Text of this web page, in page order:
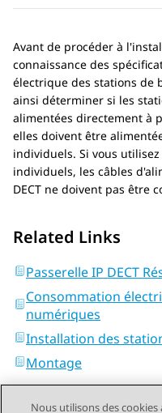
Avant de procéder à
connaissance des
électrique des stations de
ainsi déterminer si les
alimentées directement à
elles doivent être
individuels. Si vous
individuels, les câbles
DECT ne doivent pas être
Related Links
Passerelle IP DECT
Consommation
numériques
Installation des
Montage
Nous utilisons des cookies